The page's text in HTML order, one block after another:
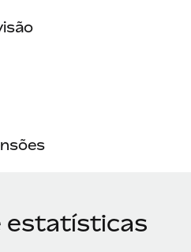
estatísticas